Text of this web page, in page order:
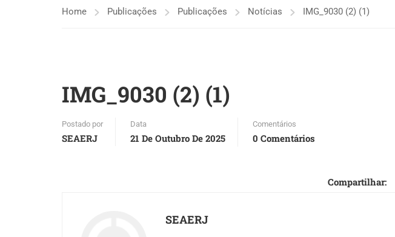
Home Publicações Publicações Notícias IMG_9030 (2) (1)
IMG_9030 (2) (1)
Postado por
SEAERJ
Data
21 De Outubro De 2025
Comentários
0 Comentários
Compartilhar:
SEAERJ